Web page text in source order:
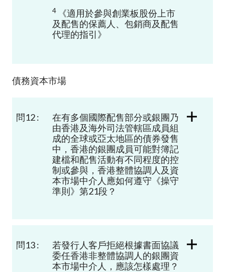
4
《適用於參與創業板股份上市
及配售的保薦人、包銷商及配售
代理的指引》
債務資本市場
問12 :
在有多個國際配售部分或銀團乃
由香港及海外司法管轄區成員組
成的全球或亞太地區的債券發售
中，香港的銀團成員可能對簿記
建檔和配售活動有不同程度的控
制或參與，香港整體協調人及資
本市場中介人應如何遵守《操守
準則》第21段？
問13 :
若發行人客戶拒絕根據書面協議
委任香港非整體協調人的銀團資
本市場中介人，應該怎樣處理？